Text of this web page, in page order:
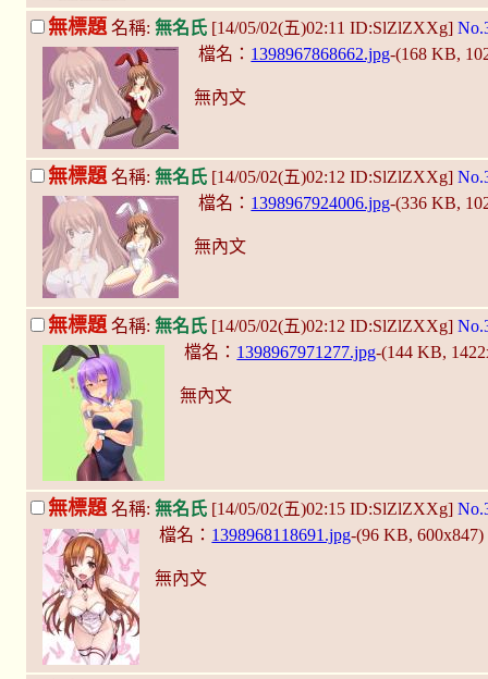
無標題 名稱: 無名氏 [14/05/02(五)02:11 ID:SlZlZXXg]
檔名： 1398967868662.jpg-(168 KB,
無內文
無標題 名稱: 無名氏 [14/05/02(五)02:12 ID:SlZlZXXg]
檔名： 1398967924006.jpg-(336 KB,
無內文
無標題 名稱: 無名氏 [14/05/02(五)02:12 ID:SlZlZXXg]
檔名： 1398967971277.jpg-(144 KB,
無內文
無標題 名稱: 無名氏 [14/05/02(五)02:15 ID:SlZlZXXg]
檔名： 1398968118691.jpg-(96 KB, 600x847)
無內文